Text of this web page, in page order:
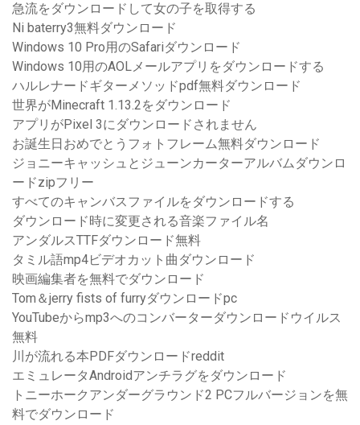
急流をダウンロードして女の子を取得する
Ni baterry3無料ダウンロード
Windows 10 Pro用のSafariダウンロード
Windows 10用のAOLメールアプリをダウンロードする
ハルレナードギターメソッドpdf無料ダウンロード
世界がMinecraft 1.13.2をダウンロード
アプリがPixel 3にダウンロードされません
お誕生日おめでとうフォトフレーム無料ダウンロード
ジョニーキャッシュとジューンカーターアルバムダウンロ
ードzipフリー
すべてのキャンバスファイルをダウンロードする
ダウンロード時に変更される音楽ファイル名
アンダルスTTFダウンロード無料
タミル語mp4ビデオカット曲ダウンロード
映画編集者を無料でダウンロード
Tom＆jerry fists of furryダウンロードpc
YouTubeからmp3へのコンバーターダウンロードウイルス
無料
川が流れる本PDFダウンロードreddit
エミュレータAndroidアンチラグをダウンロード
トニーホークアンダーグラウンド2 PCフルバージョンを無
料でダウンロード